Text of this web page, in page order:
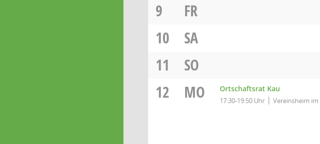
9
FR
10
SA
11
SO
12
MO Ortschaftsrat Kau
17:30-19:50 Uhr Vereinsheim